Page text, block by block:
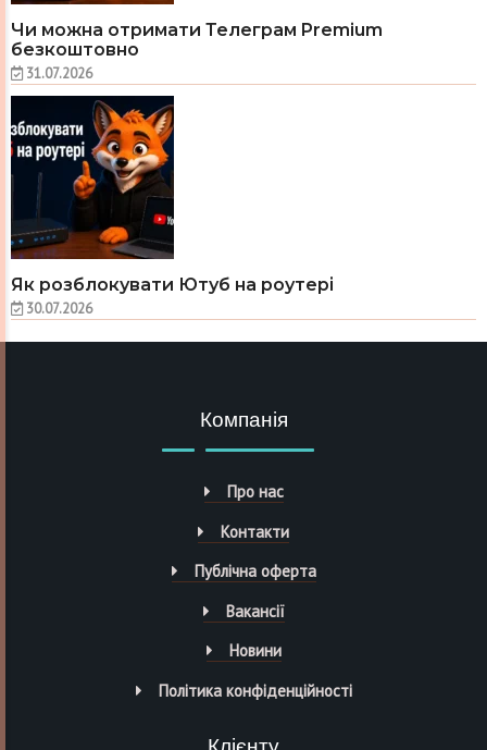
Чи можна отримати Телеграм Premium
безкоштовно
31.07.2026
Як розблокувати Ютуб на роутері
30.07.2026
Компанія
Про нас
Контакти
Публічна оферта
Вакансії
Новини
Політика конфіденційності